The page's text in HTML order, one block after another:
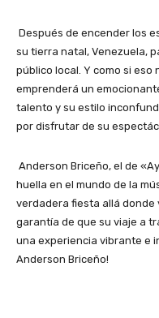
Después de encender los
su tierra natal, Venezuela,
público local. Y como si
emprenderá un
talento y su estilo
por disfrutar de su
Anderson Briceño, el de
huella en el mundo de la
verdadera fiesta allá donde
garantía de que su viaje a
una experiencia vibrante e
Anderson Briceño!